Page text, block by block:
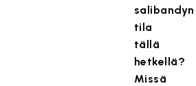
salibandyn
tila
tällä
hetkellä?
Missä